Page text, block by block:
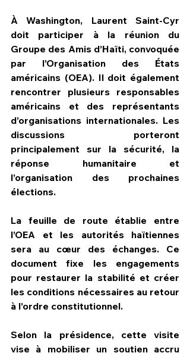
À Washington, Laurent Saint-Cyr
doit participer à la réunion du
Groupe des Amis d’Haïti, convoquée
par l’Organisation des États
américains (OEA). Il doit également
rencontrer plusieurs responsables
américains et des représentants
d’organisations internationales. Les
discussions porteront
principalement sur la sécurité, la
réponse humanitaire et
l’organisation des prochaines
élections.
La feuille de route établie entre
l’OEA et les autorités haïtiennes
sera au cœur des échanges. Ce
document fixe les engagements
pour restaurer la stabilité et créer
les conditions nécessaires au retour
à l’ordre constitutionnel.
Selon la présidence, cette visite
vise à mobiliser un soutien accru